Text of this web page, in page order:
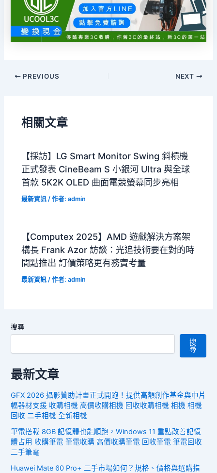
PREVIOUS NEXT
相關文章
【採訪】LG Smart Monitor Swing 斜槓機
正式發表 CineBeam S 小銀河 Ultra 與全球
首款 5K2K OLED 曲面電競螢幕同步亮相
最新資訊 / 作者:admin
【Computex 2025】AMD 遊戲解決方案架
構長 Frank Azor 訪談：光追技術要在對的時
間點推出 訂價策略更有務實考量
最新資訊 / 作者:admin
搜尋
搜
尋
最新文章
GFX 2026 攝影贊助計畫正式開跑！提供高額創作基金與中片
幅器材支援 收購相機 高價收購相機 回收收購相機 相機 相機
回收 二手相機 全新相機
筆電搭載 8GB 記憶體也能順跑，Windows 11 重點改善記憶
體占用 收購筆電 筆電收購 高價收購筆電 回收筆電 筆電回收
二手筆電
Huawei Mate 60 Pro+ 二手市場如何？規格、價格與選購指